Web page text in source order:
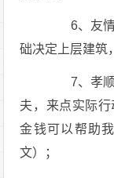
6、友情
础决定上层建筑
7、孝顺
夫，来点实际
金钱可以帮助
文）；